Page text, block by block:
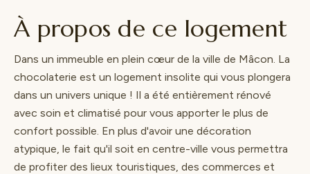
À propos de ce logement
Dans un immeuble en plein cœur de la ville de Mâcon. La
chocolaterie est un logement insolite qui vous plongera
dans un univers unique ! Il a été entièrement rénové
avec soin et climatisé pour vous apporter le plus de
confort possible. En plus d'avoir une décoration
atypique, le fait qu'il soit en centre-ville vous permettra
de profiter des lieux touristiques, des commerces et